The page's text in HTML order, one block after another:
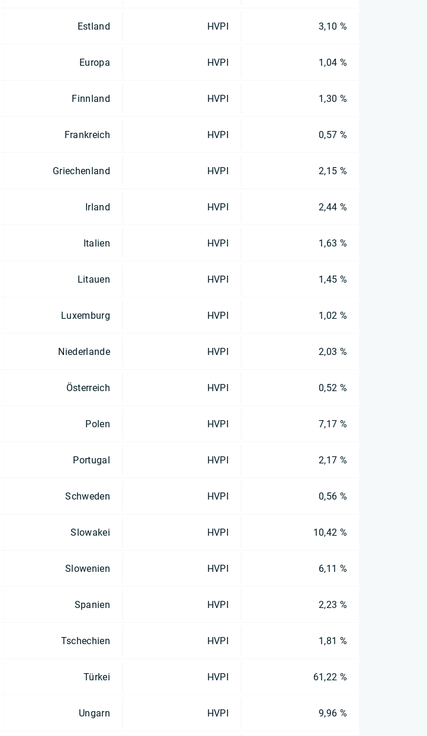
Estland HVPI 3,10 %
Europa HVPI 1,04 %
Finnland HVPI 1,30 %
Frankreich HVPI 0,57 %
Griechenland HVPI 2,15 %
Irland HVPI 2,44 %
Italien HVPI 1,63 %
Litauen HVPI 1,45 %
Luxemburg HVPI 1,02 %
Niederlande HVPI 2,03 %
Österreich HVPI 0,52 %
Polen HVPI 7,17 %
Portugal HVPI 2,17 %
Schweden HVPI 0,56 %
Slowakei HVPI 10,42 %
Slowenien HVPI 6,11 %
Spanien HVPI 2,23 %
Tschechien HVPI 1,81 %
Türkei HVPI 61,22 %
Ungarn HVPI 9,96 %